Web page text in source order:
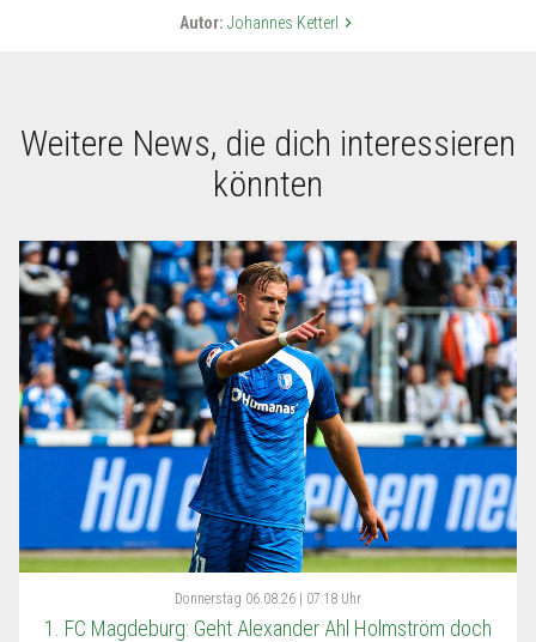
Autor: Johannes Ketterl keyboard_arrow_right
Weitere News, die dich interessieren
könnten
Donnerstag 06.08.26 | 07:18 Uhr
1. FC Magdeburg: Geht Alexander Ahl Holmström doch